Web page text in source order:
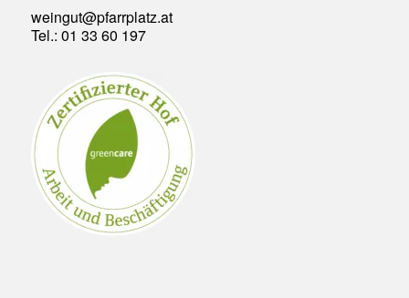
weingut@pfarrplatz.at
Tel.: 01 33 60 197